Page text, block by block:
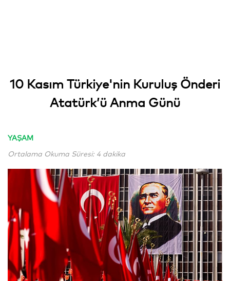
10 Kasım Türkiye'nin Kuruluş Önderi
Atatürk’ü Anma Günü
YAŞAM
Ortalama Okuma Süresi: 4 dakika